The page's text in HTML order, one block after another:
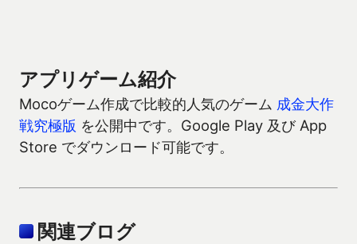
アプリゲーム紹介
Mocoゲーム作成で比較的人気のゲーム 成金大作
戦究極版 を公開中です。Google Play 及び App
Store でダウンロード可能です。
関連ブログ